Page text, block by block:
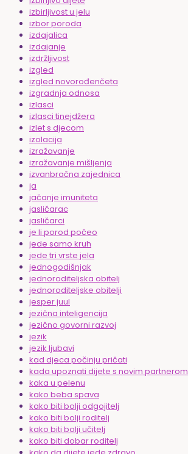
izbirljivost u jelu
izbor poroda
izdajalica
izdajanje
izdržljivost
izgled
izgled novorođenčeta
izgradnja odnosa
izlasci
izlasci tinejdžera
izlet s djecom
izolacija
izražavanje
izražavanje mišljenja
izvanbračna zajednica
ja
jačanje imuniteta
jasličarac
jasličarci
je li porod počeo
jede samo kruh
jede tri vrste jela
jednogodišnjak
jednoroditeljska obitelj
jednoroditeljske obitelji
jesper juul
jezična inteligencija
jezično govorni razvoj
jezik
jezik ljubavi
kad djeca počinju pričati
kada upoznati dijete s novim partnerom
kaka u pelenu
kako beba spava
kako biti bolji odgojitelj
kako biti bolji roditelj
kako biti bolji učitelj
kako biti dobar roditelj